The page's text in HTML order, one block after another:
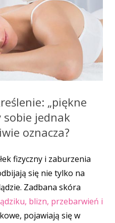
„piękne
sobie jednak
oznacza?
fizyczny i zaburzenia
się nie tylko na
Zadbana skóra
blizn, przebarwień i
pojawiają się w